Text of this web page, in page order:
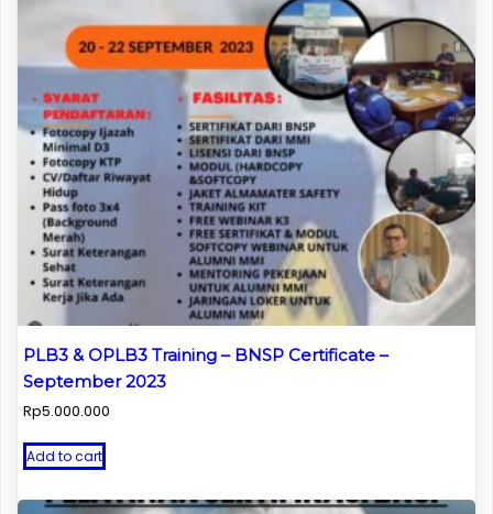
PLB3 & OPLB3 Training – BNSP Certificate –
September 2023
Rp5.000.000
Add to cart